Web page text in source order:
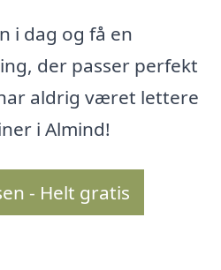
i dag og få en
der passer perfekt
aldrig været lettere
i Almind!
- Helt gratis